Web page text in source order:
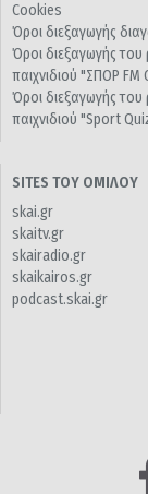
Cookies
Όροι διεξαγωγής
Όροι διεξαγωγής
παιχνιδιού "ΣΠΟΡ FM
Όροι διεξαγωγής
παιχνιδιού "Sport
SITES ΤΟΥ ΟΜΙΛΟΥ
skai.gr
skaitv.gr
skairadio.gr
skaikairos.gr
podcast.skai.gr